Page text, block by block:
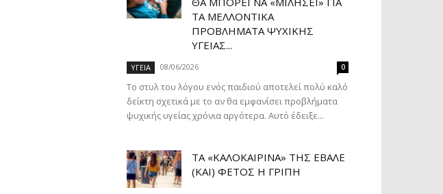
ΤΑ ΜΕΛΛΟΝΤΙΚΆ
ΠΡΟΒΛΉΜΑΤΑ ΨΥΧΙΚΉΣ
ΥΓΕΊΑΣ...
ΥΓΕΙΑ 08/06/2026 0
Το στυλ του λόγου ενός παιδιού αποτελεί πολύ καλό
δείκτη σχετικά με το αν θα εμφανίσει προβλήματα
ψυχικής υγείας χρόνια αργότερα. Αυτό έδειξε...
ΤΑ «ΚΑΛΟΚΑΙΡΙΝΆ» ΤΗΣ ΈΒΑΛΕ
(ΚΑΙ) ΦΈΤΟΣ Η ΓΡΊΠΗ